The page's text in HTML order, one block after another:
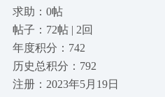
求助：0帖
帖子：72帖 | 2回
年度积分：742
历史总积分：792
注册：2023年5月19日